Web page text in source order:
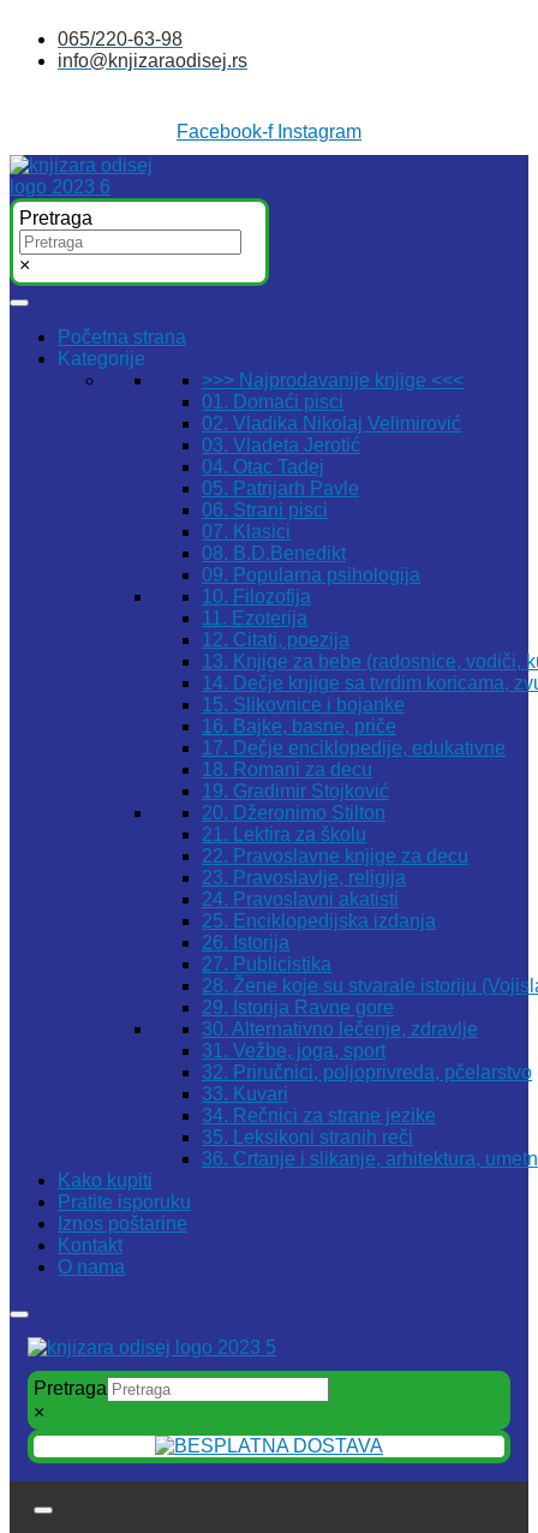
sadržaj
065/220-63-98
info@knjizaraodisej.rs
Facebook-f Instagram
Pretraga
×
Početna strana
Kategorije
>>> Najprodavanije knjige <<<
01. Domaći pisci
02. Vladika Nikolaj Velimirović
03. Vladeta Jerotić
04. Otac Tadej
05. Patrijarh Pavle
06. Strani pisci
07. Klasici
08. B.D.Benedikt
09. Popularna psihologija
10. Filozofija
11. Ezoterija
12. Citati, poezija
13. Knjige za bebe (radosnice, vodiči,
14. Dečje knjige sa tvrdim koricama,
15. Slikovnice i bojanke
16. Bajke, basne, priče
17. Dečje enciklopedije, edukativne
18. Romani za decu
19. Gradimir Stojković
20. Džeronimo Stilton
21. Lektira za školu
22. Pravoslavne knjige za decu
23. Pravoslavlje, religija
24. Pravoslavni akatisti
25. Enciklopedijska izdanja
26. Istorija
27. Publicistika
28. Žene koje su stvarale istoriju
29. Istorija Ravne gore
30. Alternativno lečenje, zdravlje
31. Vežbe, joga, sport
32. Priručnici, poljoprivreda, pčelarstvo
33. Kuvari
34. Rečnici za strane jezike
35. Leksikoni stranih reči
36. Crtanje i slikanje, arhitektura,
Kako kupiti
Pratite isporuku
Iznos poštarine
Kontakt
O nama
Pretraga
×